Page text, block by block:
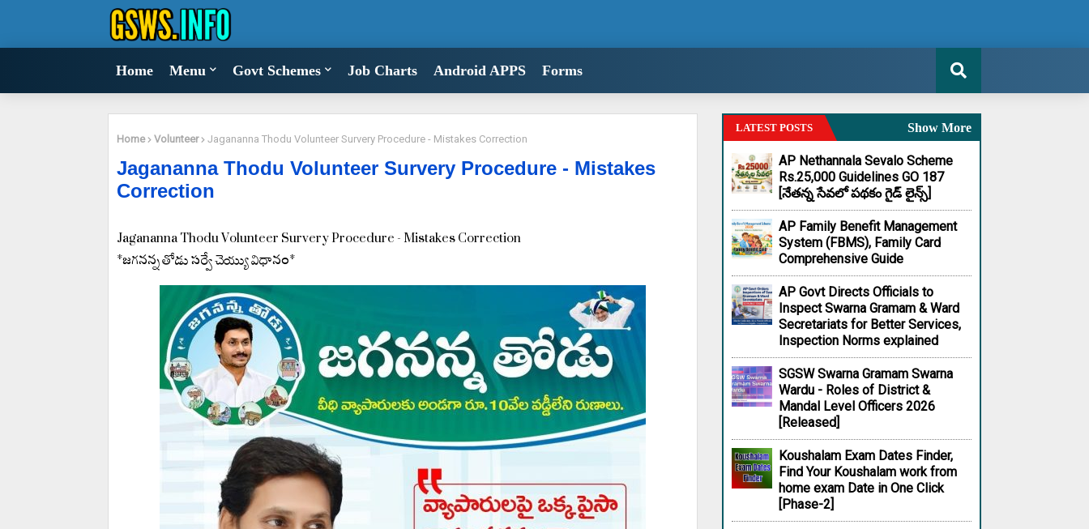
Home Menu Govt Schemes Job Charts Android APPS Forms
Home Volunteer Jagananna Thodu Volunteer Survery Procedure - Mistakes Correction
Jagananna Thodu Volunteer Survery Procedure - Mistakes
Correction
Jagananna Thodu Volunteer Survery Procedure - Mistakes Correction
*జగనన్న తోడు సర్వే చెయ్యు విధానం*
LATEST POSTS Show More
AP Nethannala Sevalo Scheme
Rs.25,000 Guidelines GO 187
[నేతన్న సేవలో పథకం గైడ్ లైన్స్]
AP Family Benefit Management
System (FBMS), Family Card
Comprehensive Guide
AP Govt Directs Officials to
Inspect Swarna Gramam & Ward
Secretariats for Better Services,
Inspection Norms explained
SGSW Swarna Gramam Swarna
Wardu - Roles of District &
Mandal Level Officers 2026
[Released]
Koushalam Exam Dates Finder,
Find Your Koushalam work from
home exam Date in One Click
[Phase-2]